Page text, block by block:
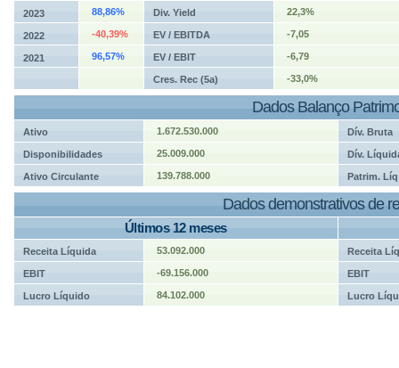
2023 88,86% Div. Yield 22,3%
2022 -40,39% EV / EBITDA -7,05
2021 96,57% EV / EBIT -6,79
Cres. Rec (5a) -33,0%
Dados Balanço
Ativo 1.672.530.000 Dív. Bruta
Disponibilidades 25.009.000 Dív.
Ativo Circulante 139.788.000 Patrim. Líq
Dados demonstrativos de
Últimos 12 meses
Receita Líquida 53.092.000 Receita
EBIT -69.156.000 EBIT
Lucro Líquido 84.102.000 Lucro